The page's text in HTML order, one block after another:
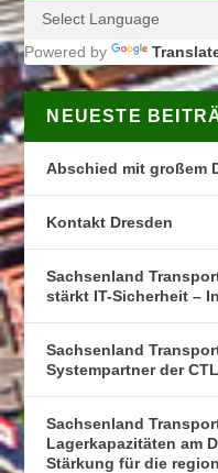
Powered by
NEUESTE
Abschied mit großem
Kontakt Dresden
Sachsenland
stärkt IT-Sicherheit –
Sachsenland
Systempartner der
Sachsenland
Lagerkapazitäten am
Stärkung für die